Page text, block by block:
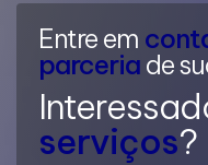
Entre em
parceria de
serviços?